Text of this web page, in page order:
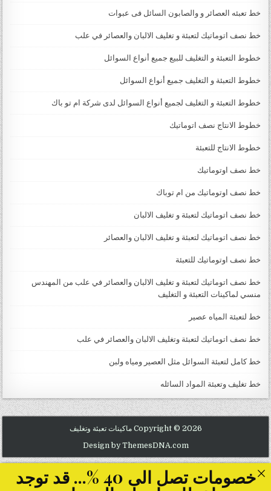
خط تعبئه العصائر و والصابون السائل فى عبوات
خط نصف اتوماتيك لتعبئة و تغليف الالبان والعصائر في علب
خطوط التعبئة و التغليف للبيع جميع أنواع السوائل
خطوط التعبئة و التغليف جميع أنواع السوائل
خطوط التعبئة و التغليف لجميع أنواع السوائل لدى شركة ام تو باك
خطوط الانتاج نصف اتوماتيك
خطوط الانتاج للتعبئة
خط نصف اوتوماتيك
خط نصف اوتوماتيك من ام توباك
خط نصف اتوماتيك لتعبئة و تغليف الالبان
خط نصف اتوماتيك لتعبئة و تغليف الالبان والعصائر
خط نصف اوتوماتيك للتعبئة
خط نصف اتوماتيك لتعبئة و تغليف الالبان والعصائر في علب من المهندس
منسي لماكينات التعبئة و التغليف
خط لتعبئة المياه عصير
خط نصف اتوماتيك لتعبئة وتغليف الالبان والعصائر في علب
خط كامل لتعبئة السوائل مثل العصير ومياه ولبن
خط تغليف وتعبئة المواد السائله
Copyright © 2026 ماكينات تعبئة وتغليف
Design by ThemesDNA.com
خصومات تصل الى 40 %... قد توجد